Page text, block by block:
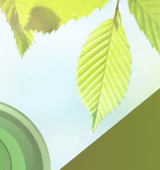
auf ganzer Linie